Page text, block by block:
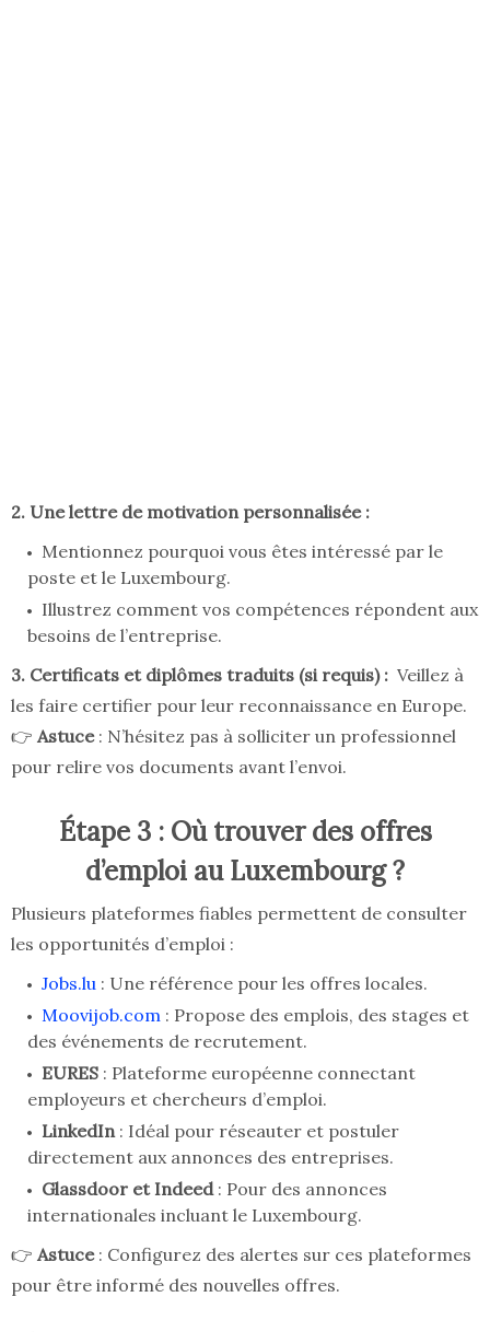
2. Une lettre de motivation personnalisée :
Mentionnez pourquoi vous êtes intéressé par le
poste et le Luxembourg.
Illustrez comment vos compétences répondent aux
besoins de l’entreprise.
3. Certificats et diplômes traduits (si requis) : Veillez à
les faire certifier pour leur reconnaissance en Europe.
👉 Astuce : N’hésitez pas à solliciter un professionnel
pour relire vos documents avant l’envoi.
Étape 3 : Où trouver des offres
d’emploi au Luxembourg ?
Plusieurs plateformes fiables permettent de consulter
les opportunités d’emploi :
Jobs.lu : Une référence pour les offres locales.
Moovijob.com : Propose des emplois, des stages et
des événements de recrutement.
EURES : Plateforme européenne connectant
employeurs et chercheurs d’emploi.
LinkedIn : Idéal pour réseauter et postuler
directement aux annonces des entreprises.
Glassdoor et Indeed: Pour des annonces
internationales incluant le Luxembourg.
👉 Astuce : Configurez des alertes sur ces plateformes
pour être informé des nouvelles offres.